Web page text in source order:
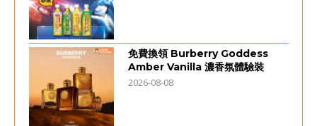
免費換領 Burberry Goddess
Amber Vanilla 濃香氛體驗裝
2026-08-08